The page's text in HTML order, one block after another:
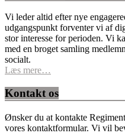
Vi leder altid efter nye
udgangspunkt forventer vi af
stor interesse for perioden. Vi
med en broget samling
socialt.
Læs mere…
Kontakt os
Ønsker du at kontakte
vores kontaktformular. Vi vil